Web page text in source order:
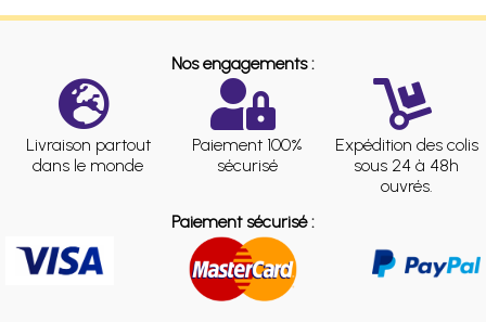
Nos engagements :
Livraison partout
dans le monde
Paiement 100%
sécurisé
Expédition des colis
sous 24 à 48h
ouvrés.
Paiement sécurisé :